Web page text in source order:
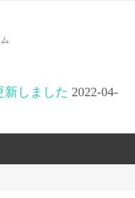
新しました 2022-04-